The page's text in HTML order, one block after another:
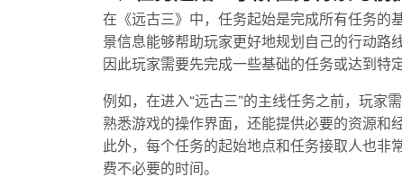
在《远古三》中，任务起始是完成所有任务的
景信息能够帮助玩家更好地规划自己的行动路
因此玩家需要先完成一些基础的任务或达到特
例如，在进入“远古三”的主线任务之前，玩家
熟悉游戏的操作界面，还能提供必要的资源和
此外，每个任务的起始地点和任务接取人也非
费不必要的时间。